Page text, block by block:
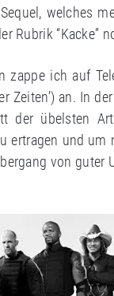
welches
Rubrik “Kacke”
zappe ich auf
Zeiten’) an. In
der übelsten
ertragen und
von guter